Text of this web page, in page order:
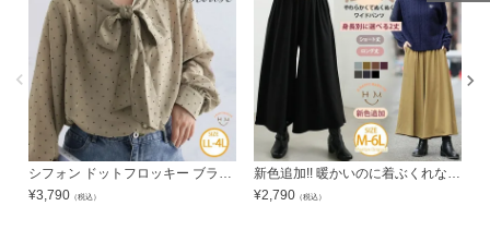
シフォン ドットフロッキー ブラウス | 大きいサイズの通販ならハッピーマリリン
¥3,790 （税込）
新色追加!! 暖かいのに着ぶくれない 温柔 身長別で選べる 裏起毛 ワイドパンツ 【ウェストゴム】 【ストレッチ】 | 大きいサイズの通販ならハッピーマリリン
¥2,790 （税込）